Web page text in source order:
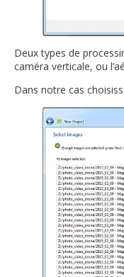
Deux types de
caméra verticale, ou
Dans notre cas